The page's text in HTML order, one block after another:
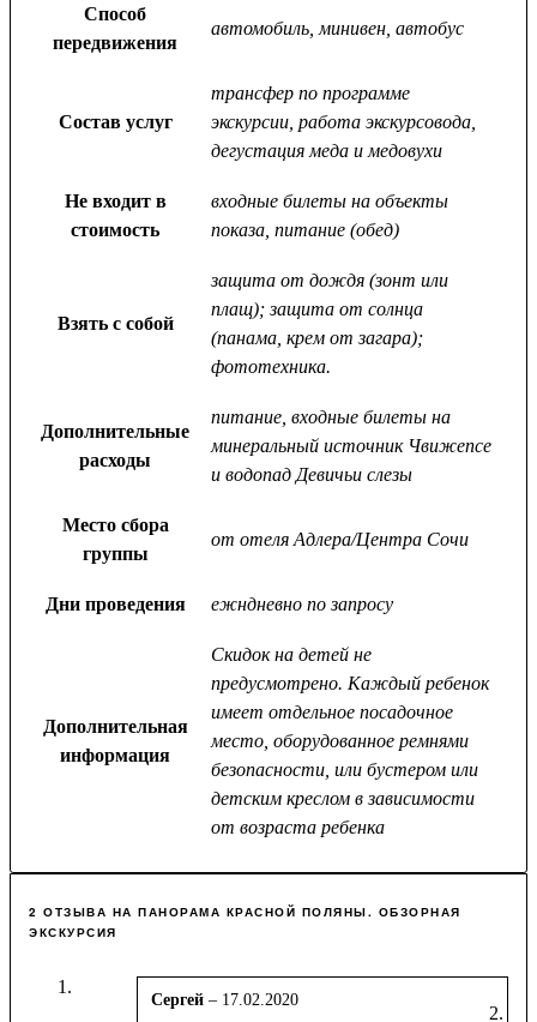
Способ
передвижения
автомобиль, минивен, автобус
Состав услуг
трансфер по программе
экскурсии, работа экскурсовода,
дегустация меда и медовухи
Не входит в
стоимость
входные билеты на объекты
показа, питание (обед)
Взять с собой
защита от дождя (зонт или
плащ); защита от солнца
(панама, крем от загара);
фототехника.
Дополнительные
расходы
питание, входные билеты на
минеральный источник Чвижепсе
и водопад Девичьи слезы
Место сбора
группы
от отеля Адлера/Центра Сочи
Дни проведения ежндневно по запросу
Дополнительная
информация
Скидок на детей не
предусмотрено. Каждый ребенок
имеет отдельное посадочное
место, оборудованное ремнями
безопасности, или бустером или
детским креслом в зависимости
от возраста ребенка
2 ОТЗЫВА НА ПАНОРАМА КРАСНОЙ ПОЛЯНЫ. ОБЗОРНАЯ
ЭКСКУРСИЯ
Cергей – 17.02.2020